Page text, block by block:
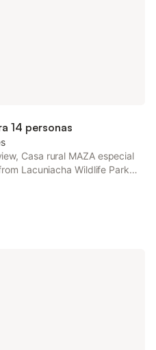
14 personas
Casa rural MAZA especial
Lacuniacha Wildlife Park
Guests can benefit from